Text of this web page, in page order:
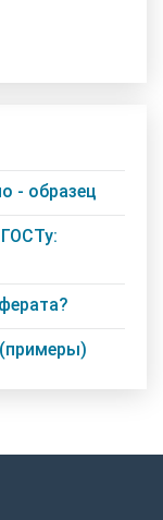
- образец